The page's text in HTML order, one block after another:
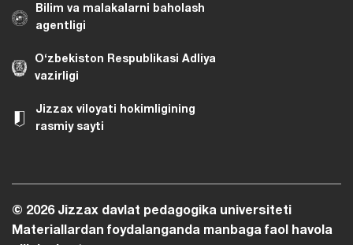
Bilim va malakalarni baholash
agentligi
O‘zbekiston Respublikasi Adliya
vazirligi
Jizzax viloyati hokimligining
rasmiy sayti
© 2026 Jizzax davlat pedagogika universiteti
Materiallardan foydalanganda manbaga faol havola